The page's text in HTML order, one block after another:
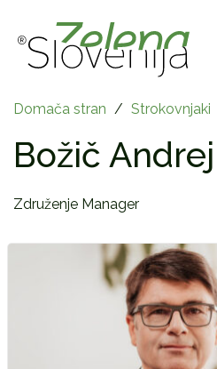
Domača stran / Strokovnjaki
Božič Andrej
Združenje Manager